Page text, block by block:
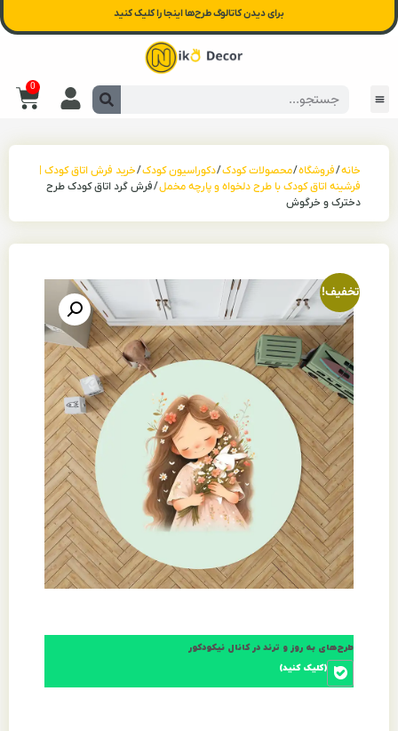
برای دیدن کاتالوگ طرح‌ها اینجا را کلیک کنید
0
خانه/فروشگاه/محصولات کودک/دکوراسیون کودک/خرید فرش اتاق کودک |
فرشینه اتاق کودک با طرح دلخواه و پارچه مخمل/ فرش گرد اتاق کودک طرح
دخترک و خرگوش
تخفیف!
طرح‌های به روز و ترند در کانال نیکودکور
(کلیک کنید)